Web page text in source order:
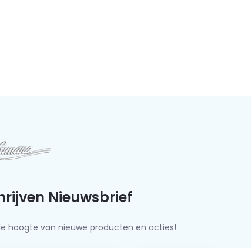
Nieuwsbrief
hoogte van nieuwe producten en acties!